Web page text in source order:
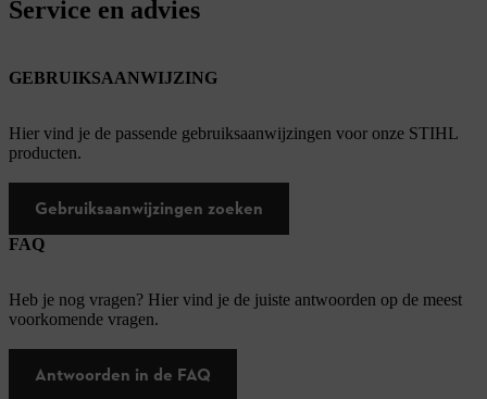
Service en advies
GEBRUIKSAANWIJZING
Hier vind je de passende gebruiksaanwijzingen voor onze STIHL
producten.
Gebruiksaanwijzingen zoeken
FAQ
Heb je nog vragen? Hier vind je de juiste antwoorden op de meest
voorkomende vragen.
Antwoorden in de FAQ